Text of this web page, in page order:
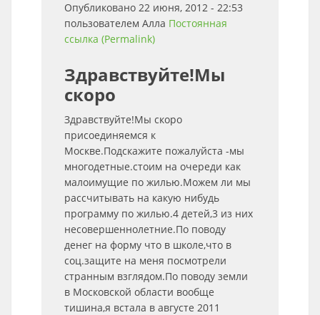
Опубликовано 22 июня, 2012 - 22:53
пользователем Алла Постоянная
ссылка (Permalink)
Здравствуйте!Мы
скоро
Здравствуйте!Мы скоро
присоединяемся к
Москве.Подскажите пожалуйста -мы
многодетные.стоим на очереди как
малоимущие по жилью.Можем ли мы
рассчитывать на какую нибудь
программу по жилью.4 детей,3 из них
несовершеннолетние.По поводу
денег на форму что в школе,что в
соц.защите на меня посмотрели
странным взглядом.По поводу земли
в Московской области вообще
тишина,я встала в августе 2011